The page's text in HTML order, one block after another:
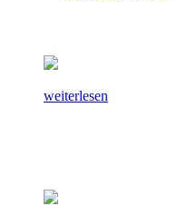
weiterlesen